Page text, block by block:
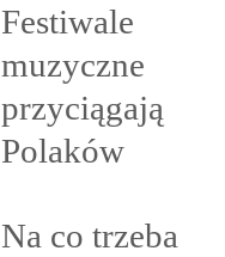
Festiwale
muzyczne
przyciągają
Polaków
Na co trzeba